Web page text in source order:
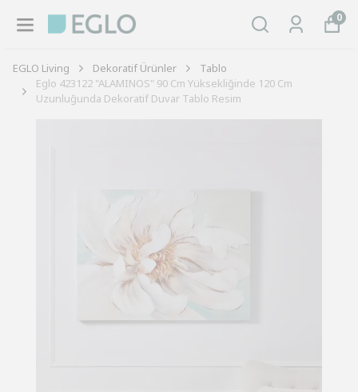
0
EGLO Living Dekoratif Ürünler
Tablo
Eglo 423122 "ALAMINOS" 90 Cm Yüksekliğinde 120 Cm
Uzunluğunda Dekoratif Duvar Tablo Resim